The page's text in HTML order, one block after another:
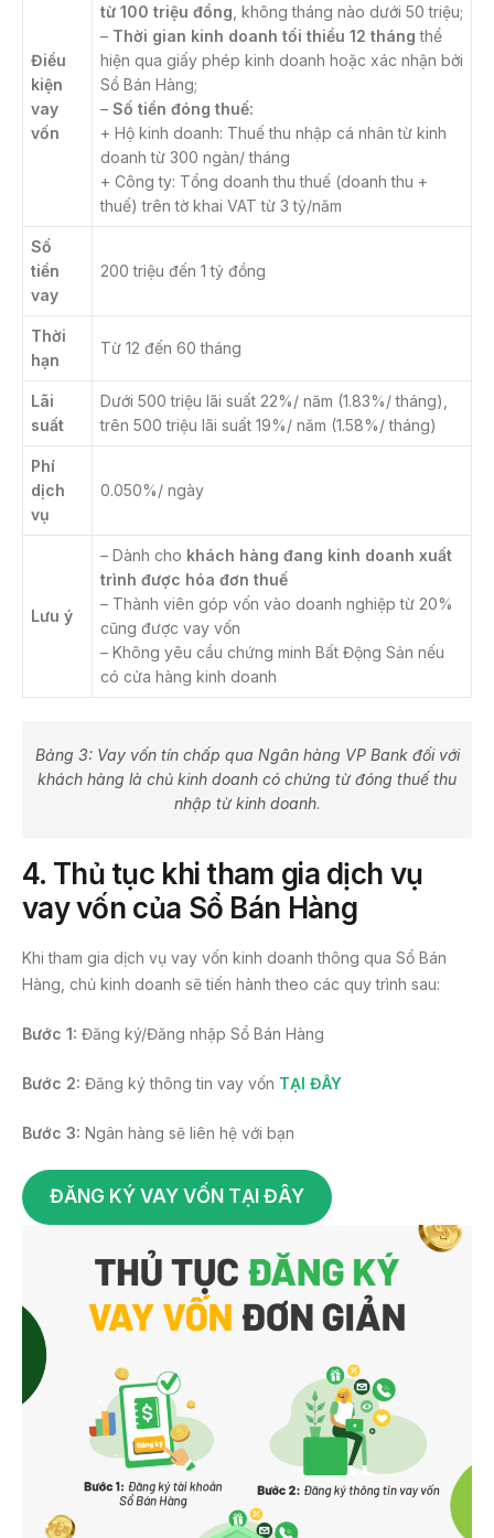
Điều
kiện
vay
vốn
từ 100 triệu đồng , không tháng nào dưới 50 triệu;
– Thời gian kinh doanh tối thiểu 12 tháng thể
hiện qua giấy phép kinh doanh hoặc xác nhận bởi
Sổ Bán Hàng;
– Số tiền đóng thuế:
+ Hộ kinh doanh: Thuế thu nhập cá nhân từ kinh
doanh từ 300 ngàn/ tháng
+ Công ty: Tổng doanh thu thuế (doanh thu +
thuế) trên tờ khai VAT từ 3 tỷ/năm
Số
tiền
vay
200 triệu đến 1 tỷ đồng
Thời
hạn
Từ 12 đến 60 tháng
Lãi
suất
Dưới 500 triệu lãi suất 22%/ năm (1.83%/ tháng),
trên 500 triệu lãi suất 19%/ năm (1.58%/ tháng)
Phí
dịch
vụ
0.050%/ ngày
Lưu ý
– Dành cho khách hàng đang kinh doanh xuất
trình được hóa đơn thuế
– Thành viên góp vốn vào doanh nghiệp từ 20%
cũng được vay vốn
– Không yêu cầu chứng minh Bất Động Sản nếu
có cửa hàng kinh doanh
Bảng 3: Vay vốn tín chấp qua Ngân hàng VP Bank đối với
khách hàng là chủ kinh doanh có chứng từ đóng thuế thu
nhập từ kinh doanh.
4. Thủ tục khi tham gia dịch vụ
vay vốn của Sổ Bán Hàng
Khi tham gia dịch vụ vay vốn kinh doanh thông qua Sổ Bán
Hàng, chủ kinh doanh sẽ tiến hành theo các quy trình sau:
Bước 1: Đăng ký/Đăng nhập Sổ Bán Hàng
Bước 2: Đăng ký thông tin vay vốn TẠI ĐÂY
Bước 3: Ngân hàng sẽ liên hệ với bạn
ĐĂNG KÝ VAY VỐN TẠI ĐÂY